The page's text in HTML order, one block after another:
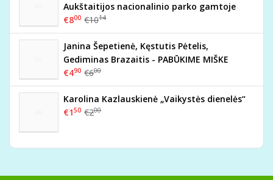
Aukštaitijos nacionalinio parko gamtoje
€800 €1014
Janina Šepetienė, Kęstutis Pėtelis,
Gediminas Brazaitis - PABŪKIME MIŠKE
€490 €600
Karolina Kazlauskienė „Vaikystės dienelės“
€150 €200